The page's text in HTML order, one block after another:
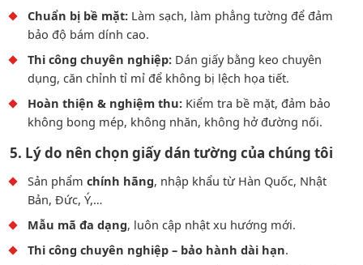
Chuẩn bị bề mặt: Làm sạch, làm phẳng tường để đảm
bảo độ bám dính cao.
Thi công chuyên nghiệp: Dán giấy bằng keo chuyên
dụng, căn chỉnh tỉ mỉ để không bị lệch họa tiết.
Hoàn thiện & nghiệm thu: Kiểm tra bề mặt, đảm bảo
không bong mép, không nhăn, không hở đường nối.
5. Lý do nên chọn giấy dán tường của chúng tôi
Sản phẩm chính hãng, nhập khẩu từ Hàn Quốc, Nhật
Bản, Đức, Ý,…
Mẫu mã đa dạng, luôn cập nhật xu hướng mới.
Thi công chuyên nghiệp – bảo hành dài hạn.